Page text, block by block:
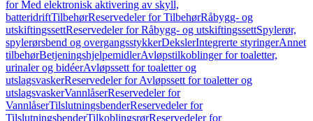
for Med elektronisk aktivering av skyll,
batteridriftTilbehørReservedeler for TilbehørRåbygg- og
utskiftingssettReservedeler for Råbygg- og utskiftingssettSpylerør,
spylerørsbend og overgangsstykkerDekslerIntegrerte styringerAnnet
tilbehørBetjeningshjelpemidlerAvløpstilkoblinger for toaletter,
urinaler og bidéerAvløpssett for toaletter og
utslagsvaskerReservedeler for Avløpssett for toaletter og
utslagsvaskerVannlåserReservedeler for
VannlåserTilslutningsbenderReservedeler for
TilslutningsbenderTilkoblingsrørReservedeler for